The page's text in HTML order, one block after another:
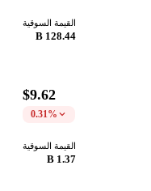
القيمة السوقية
128.44 B
$9.62
0.31%
القيمة السوقية
1.37 B